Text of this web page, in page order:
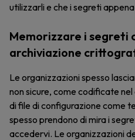
utilizzarli e che i segreti
Memorizzare i segreti
archiviazione
Le organizzazioni spesso
non sicure, come codificate
di file di configurazione come
spesso prendono di mira i
accedervi. Le organizzazioni